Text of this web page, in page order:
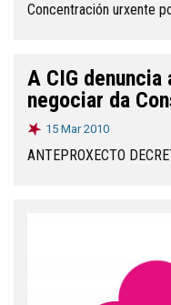
Concentración urxente
A CIG denuncia
negociar da
15 Mar 2010
ANTEPROXECTO